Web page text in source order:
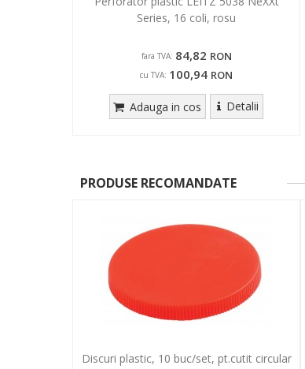
Series, 16 coli, rosu
fara TVA: 84,82 RON
cu TVA: 100,94 RON
Adauga in cos Detalii
PRODUSE RECOMANDATE
Discuri plastic, 10 buc/set, pt.cutit circular